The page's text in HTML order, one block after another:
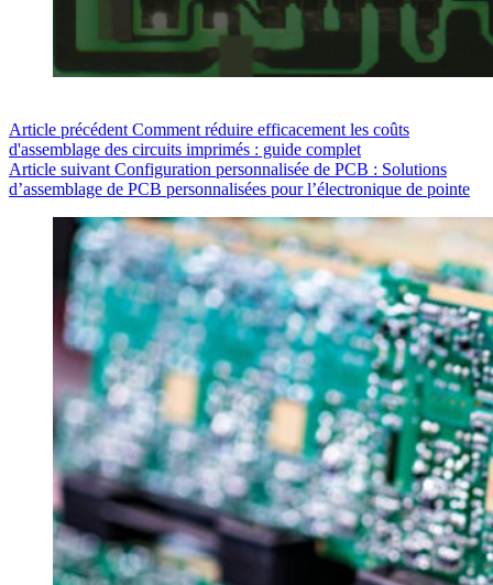
Article précédent Comment réduire efficacement les coûts
d'assemblage des circuits imprimés : guide complet
Article suivant Configuration personnalisée de PCB : Solutions
d’assemblage de PCB personnalisées pour l’électronique de pointe